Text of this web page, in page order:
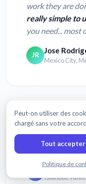
work they are
really simple to
you need... most
JR Jose
Mexico City,
Sonix's
stunningly
Istanbul,
Peut-on utiliser des
chargé sans votre
Tout accepter
Politique de